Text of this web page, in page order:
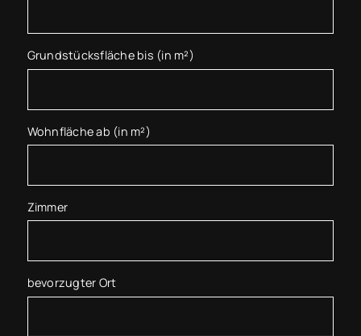
Grundstücksfläche bis (in m²)
Wohnfläche ab (in m²)
Zimmer
bevorzugter Ort